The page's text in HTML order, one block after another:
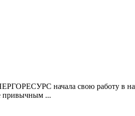
начала свою работу в
привычным ...